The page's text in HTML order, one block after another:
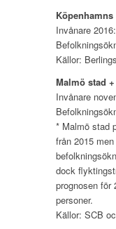
Invånare
Källor:
Malmö stad +
Invånare
* Malmö stad
från 2015
dock
prognosen för
personer.
Källor: SCB